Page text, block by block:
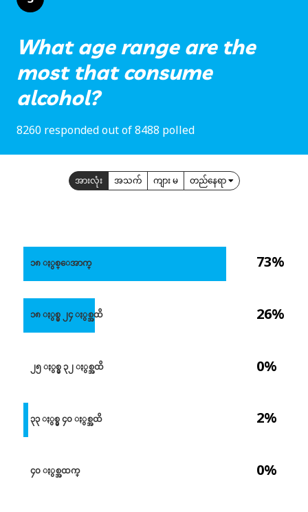
What age range are the
most that consume
alcohol?
8260 responded out of 8488 polled
အားလုံး အသက် ကျား မ တည်နေရာ
73%
26%
0%
2%
0%
၁၈ ႏွစ္ေအာက္
၁၈ ႏွစ္မွ ၂၄ ႏွစ္အထိ
၂၅ ႏွစ္မွ ၃၂ ႏွစ္အထိ
၃၃ ႏွစ္မွ ၄၀ ႏွစ္အထိ
၄၀ ႏွစ္အထက္